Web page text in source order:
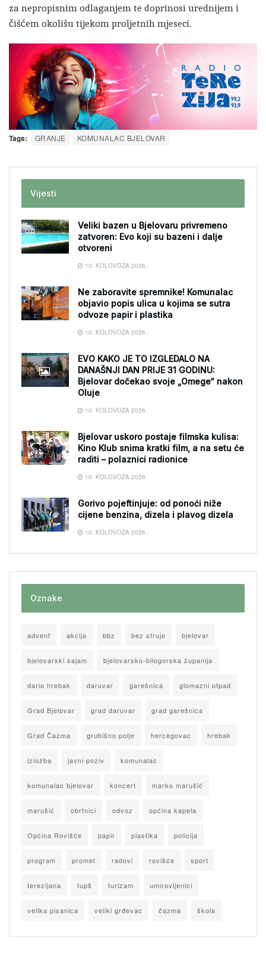
za nepropisnim odlaganjem te doprinosi urednijem i
čišćem okolišu tijekom proljetnih mjeseci.
Tags: GRANJE KOMUNALAC BJELOVAR
Vijesti
Veliki bazen u Bjelovaru privremeno
zatvoren: Evo koji su bazeni i dalje
otvoreni
10. KOLOVOZA 2026.
Ne zaboravite spremnike! Komunalac
objavio popis ulica u kojima se sutra
odvoze papir i plastika
10. KOLOVOZA 2026.
EVO KAKO JE TO IZGLEDALO NA
DANAŠNJI DAN PRIJE 31 GODINU:
Bjelovar dočekao svoje „Omege“ nakon
Oluje
10. KOLOVOZA 2026.
Bjelovar uskoro postaje filmska kulisa:
Kino Klub snima kratki film, a na setu će
raditi – polaznici radionice
10. KOLOVOZA 2026.
Gorivo pojeftinjuje: od ponoći niže
cijene benzina, dizela i plavog dizela
10. KOLOVOZA 2026.
Oznake
advent akcija bbz bez struje bjelovar
bjelovarski sajam bjelovarsko-bilogorska županija
dario hrebak daruvar garešnica glomazni otpad
Grad Bjelovar grad daruvar grad garešnica
Grad Čazma grubišno polje hercegovac hrebak
izložba javni poziv komunalac
komunalac bjelovar koncert marko marušić
marušić obrtnici odvoz općina kapela
Općina Rovišće papir plastika policija
program promet radovi rovišće sport
terezijana tupš turizam umirovljenici
velika pisanica veliki grđevac čazma škola